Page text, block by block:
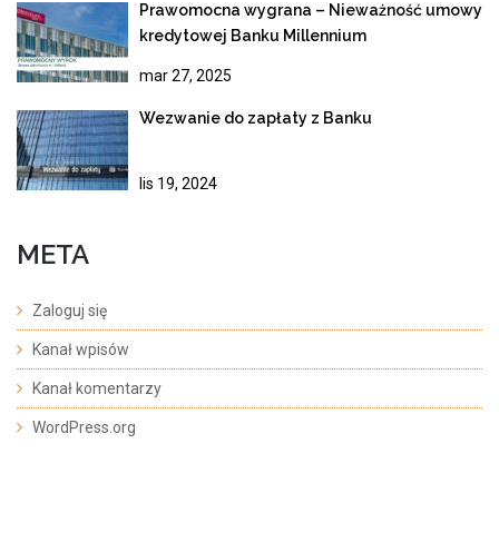
Prawomocna wygrana – Nieważność umowy
kredytowej Banku Millennium
mar 27, 2025
Wezwanie do zapłaty z Banku
lis 19, 2024
META
Zaloguj się
Kanał wpisów
Kanał komentarzy
WordPress.org